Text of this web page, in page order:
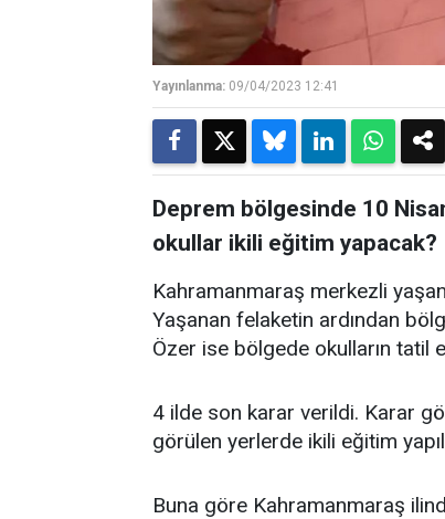
Yayınlanma: 09/04/2023 12:41
Deprem bölgesinde 10
okullar ikili eğitim yapacak?
Kahramanmaraş merkezli
Yaşanan felaketin ardından
Özer ise bölgede okulların tatil
4 ilde son karar verildi. Karar
görülen yerlerde ikili eğitim
Buna göre Kahramanmaraş